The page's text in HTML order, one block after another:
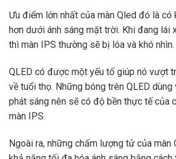
Ưu điểm lớn nhất của màn Qled đó là có
hơn dưới ánh sáng mặt trời. Khi đang lái
thì màn IPS thường sẽ bị lóa và khó nhìn.
QLED có được một yếu tố giúp nó vượt
về tuổi thọ. Những bóng trên QLED
phát sáng nên sẽ có độ bền thực tế của
màn IPS.
Ngoài ra, những chấm lượng tử của màn